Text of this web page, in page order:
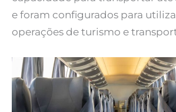
e foram configurados para
operações de turismo e